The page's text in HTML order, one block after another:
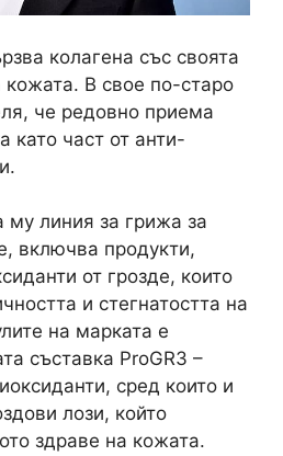
колагена със своята
кожата. В свое по-старо
че редовно приема
като част от анти-
му линия за грижа за
включва продукти,
от грозде, които
и стегнатостта на
на марката е
съставка ProGR3 –
сред които и
лози, който
здраве на кожата.